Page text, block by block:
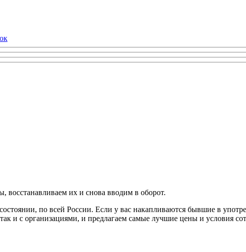
их и снова вводим в оборот.
по всей России. Если у вас накапливаются бывшие в
и с организациями, и предлагаем самые лучшие цены и условия